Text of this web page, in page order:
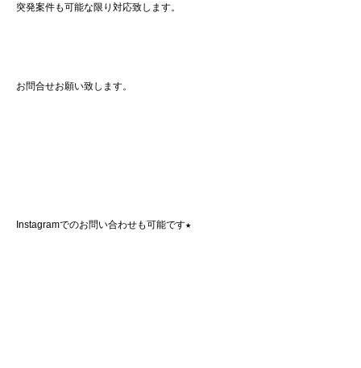
突発案件も可能な限り対応致します。
お問合せお願い致します。
Instagramでのお問い合わせも可能です★